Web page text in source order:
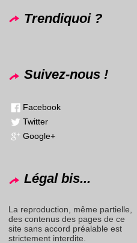
Trendiquoi ?
Suivez-nous !
Facebook
Twitter
Google+
Légal bis...
La reproduction, même partielle,
des contenus des pages de ce
site sans accord préalable est
strictement interdite.